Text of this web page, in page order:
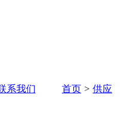
系我们 首页 > 供应